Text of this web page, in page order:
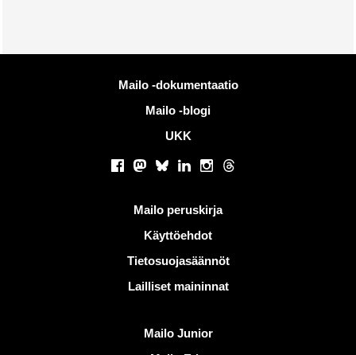
Mailo -dokumentaatio
Mailo -blogi
UKK
Sosiaaliset verkostot
Facebook
Mastodon
BlueskyLinkedInInstagram
Threads
Mailo peruskirja
Käyttöehdot
Tietosuojasäännöt
Lailliset maininnat
Mailo Junior